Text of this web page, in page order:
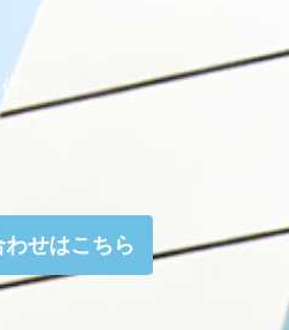
）
せはこちら
わせはこちら